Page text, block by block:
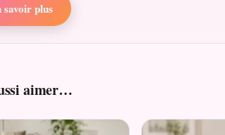
savoir plus
aimer…